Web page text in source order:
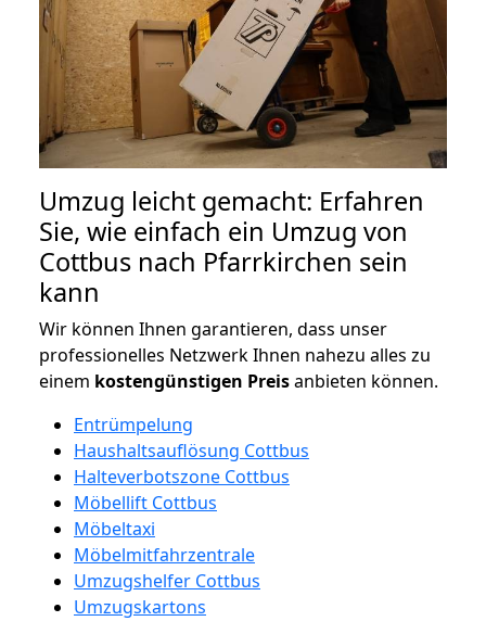
Umzug leicht gemacht: Erfahren
Sie, wie einfach ein Umzug von
Cottbus nach Pfarrkirchen sein
kann
Wir können Ihnen garantieren, dass unser
professionelles Netzwerk Ihnen nahezu alles zu
einem kostengünstigen Preisanbieten können.
Entrümpelung
Haushaltsauflösung Cottbus
Halteverbotszone Cottbus
Möbellift Cottbus
Möbeltaxi
Möbelmitfahrzentrale
Umzugshelfer Cottbus
Umzugskartons